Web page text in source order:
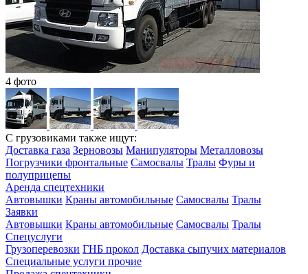
4 фото
С грузовиками также ищут:
Доставка газа Зерновозы Манипуляторы Металловозы
Погрузчики фронтальные Самосвалы Тралы Фуры и
полуприцепы
Аренда спецтехники
Автовышки Краны автомобильные Самосвалы Тралы
Заявки
Автовышки Краны автомобильные Самосвалы Тралы
Спецуслуги
Грузоперевозки ГНБ прокол Доставка сыпучих материалов
Специальные услуги прочие